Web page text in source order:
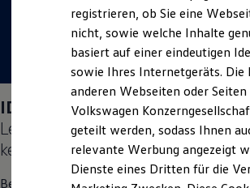
Sicherheit
Garantie und Lebensdauer
Nachhaltigkeit
Technologie
Kosten und Kauf
Verbrauchskosten
Kaufoptionen
E-Auto-Förderung
Software und Konnektivität
Die ID. Software 6
ID. Software Versionen
Digitale Extras
Schnittstellen zu Ihrem ID.
ID. Polo
Days vom
Lernen Sie den neuen
kennen.
Besuchen Sie uns vom 04. bis 05.
registrieren, ob Sie eine
nicht, sowie welche Inhalte
basiert auf einer eindeutigen
sowie Ihres Internetgeräts.
anderen Webseiten oder
Volkswagen
geteilt werden, sodass Ihnen
relevante Werbung angezeigt
Dienste eines Dritten für die